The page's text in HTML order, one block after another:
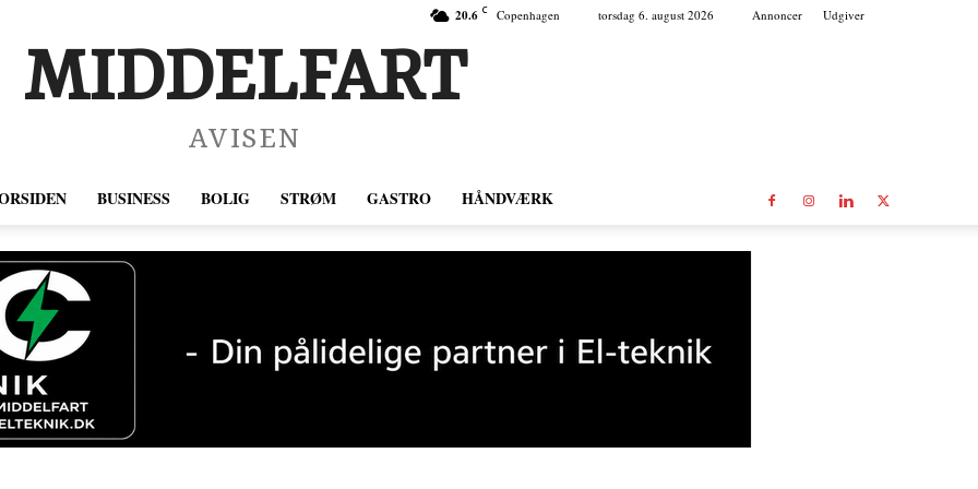
20.6 C Copenhagen torsdag 6. august 2026 Annoncer Udgiver
MIDDELFART
AVISEN
BUSINESS BOLIG STRØM GASTRO HÅNDVÆRK